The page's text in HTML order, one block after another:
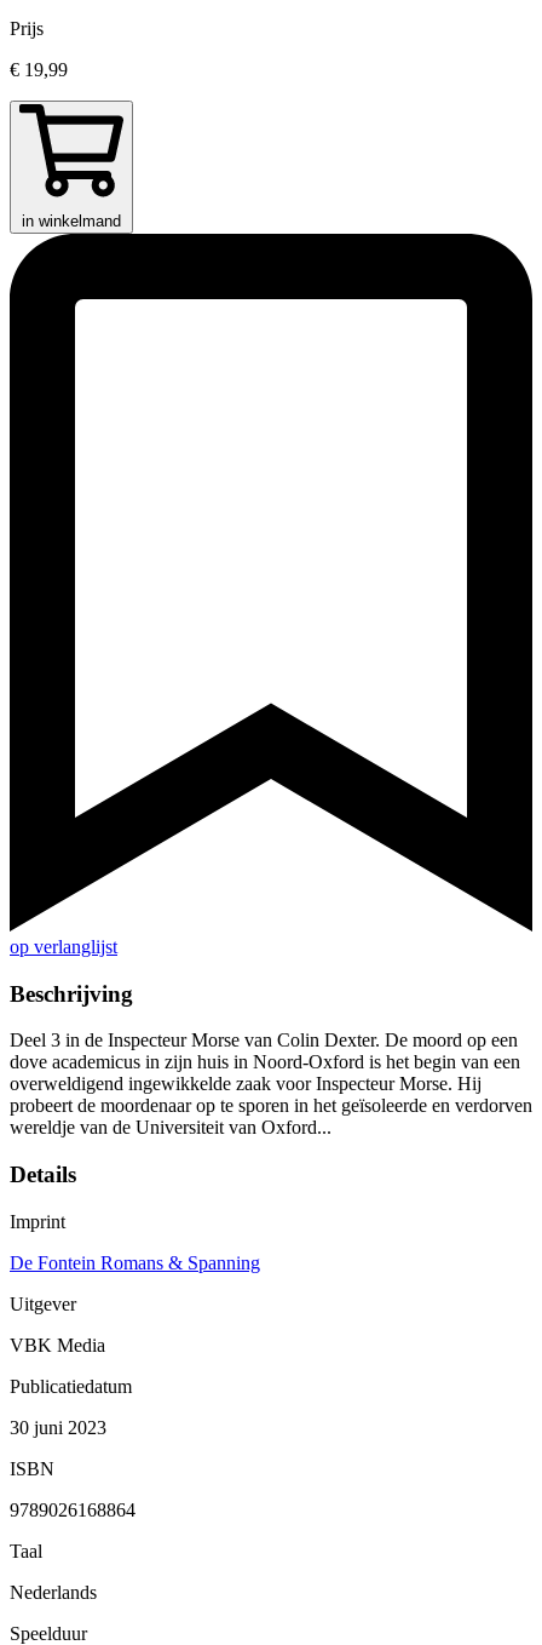
Prijs
€ 19,99
in winkelmand
op verlanglijst
Beschrijving
Deel 3 in de Inspecteur Morse van Colin Dexter. De moord op een
dove academicus in zijn huis in Noord-Oxford is het begin van een
overweldigend ingewikkelde zaak voor Inspecteur Morse. Hij
probeert de moordenaar op te sporen in het geïsoleerde en verdorven
wereldje van de Universiteit van Oxford...
Details
Imprint
De Fontein Romans & Spanning
Uitgever
VBK Media
Publicatiedatum
30 juni 2023
ISBN
9789026168864
Taal
Nederlands
Speelduur